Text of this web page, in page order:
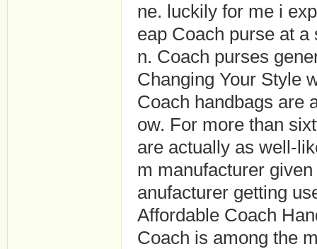
ne. luckily for me i
eap Coach purse at
n. Coach purses
Changing Your Style
Coach handbags are
ow. For more than
are actually as well-
m manufacturer
anufacturer getting
Affordable Coach
Coach is among the